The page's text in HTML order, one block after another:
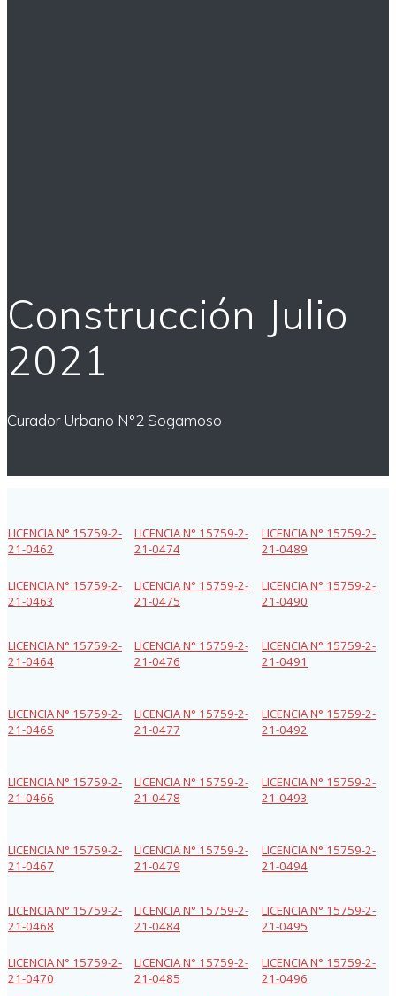
Construcción Julio
2021
Curador Urbano N°2 Sogamoso
LICENCIA N° 15759-2-
21-0462
LICENCIA N° 15759-2-
21-0474
LICENCIA N° 15759-2-
21-0489
LICENCIA N° 15759-2-
21-0463
LICENCIA N° 15759-2-
21-0475
LICENCIA N° 15759-2-
21-0490
LICENCIA N° 15759-2-
21-0464
LICENCIA N° 15759-2-
21-0476
LICENCIA N° 15759-2-
21-0491
LICENCIA N° 15759-2-
21-0465
LICENCIA N° 15759-2-
21-0477
LICENCIA N° 15759-2-
21-0492
LICENCIA N° 15759-2-
21-0466
LICENCIA N° 15759-2-
21-0478
LICENCIA N° 15759-2-
21-0493
LICENCIA N° 15759-2-
21-0467
LICENCIA N° 15759-2-
21-0479
LICENCIA N° 15759-2-
21-0494
LICENCIA N° 15759-2-
21-0468
LICENCIA N° 15759-2-
21-0484
LICENCIA N° 15759-2-
21-0495
LICENCIA N° 15759-2-
21-0470
LICENCIA N° 15759-2-
21-0485
LICENCIA N° 15759-2-
21-0496